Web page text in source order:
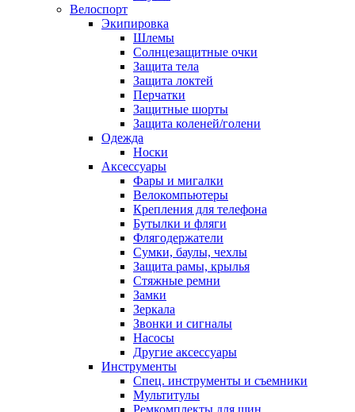
Велоспорт
Экипировка
Шлемы
Солнцезащитные очки
Защита тела
Защита локтей
Перчатки
Защитные шорты
Защита коленей/голени
Одежда
Носки
Аксессуары
Фары и мигалки
Велокомпьютеры
Крепления для телефона
Бутылки и фляги
Флягодержатели
Сумки, баулы, чехлы
Защита рамы, крылья
Стяжные ремни
Замки
Зеркала
Звонки и сигналы
Насосы
Другие аксессуары
Инструменты
Спец. инструменты и съемники
Мультитулы
Ремкомплекты для шин